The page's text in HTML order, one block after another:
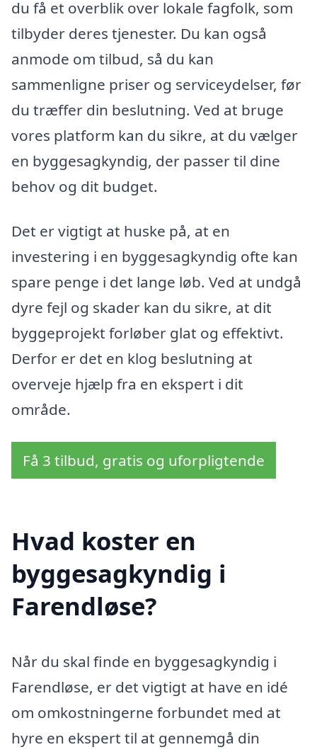
du få et overblik over lokale fagfolk, som
tilbyder deres tjenester. Du kan også
anmode om tilbud, så du kan
sammenligne priser og serviceydelser, før
du træffer din beslutning. Ved at bruge
vores platform kan du sikre, at du vælger
en byggesagkyndig, der passer til dine
behov og dit budget.
Det er vigtigt at huske på, at en
investering i en byggesagkyndig ofte kan
spare penge i det lange løb. Ved at undgå
dyre fejl og skader kan du sikre, at dit
byggeprojekt forløber glat og effektivt.
Derfor er det en klog beslutning at
overveje hjælp fra en ekspert i dit
område.
Få 3 tilbud, gratis og uforpligtende
Hvad koster en
byggesagkyndig i
Farendløse?
Når du skal finde en byggesagkyndig i
Farendløse, er det vigtigt at have en idé
om omkostningerne forbundet med at
hyre en ekspert til at gennemgå din